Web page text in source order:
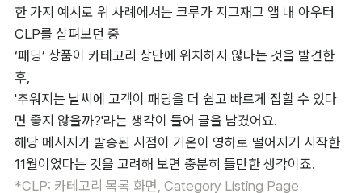
한 가지 예시로 위 사례에서는 크루가 지그재그 앱 내 아우터
CLP를 살펴보던 중
‘패딩’ 상품이 카테고리 상단에 위치하지 않다는 것을 발견한
후,
'추워지는 날씨에 고객이 패딩을 더 쉽고 빠르게 접할 수 있다
면 좋지 않을까?'라는 생각이 들어 글을 남겼어요.
해당 메시지가 발송된 시점이 기온이 영하로 떨어지기 시작한
*CLP: 카테고리 목록 화면, Category Listing Page